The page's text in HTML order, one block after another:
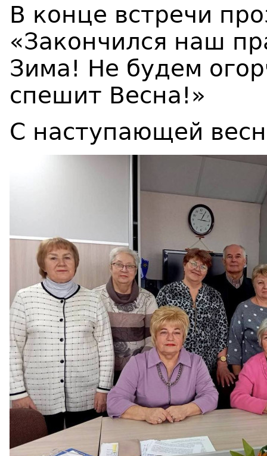
В конце встречи
«Закончился наш
Зима! Не будем
спешит Весна!»
С наступающей